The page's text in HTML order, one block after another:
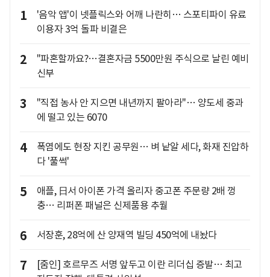
1
'음악 앱'이 넷플릭스와 어깨 나란히… 스포티파이 유료
이용자 3억 돌파 비결은
2
"파혼할까요?…결혼자금 5500만원 주식으로 날린 예비
신부
3
"직접 농사 안 지으면 내년까지 팔아라"… 양도세 중과
에 떨고 있는 6070
4
폭염에도 현장 지킨 공무원… 벼 낱알 세다, 화재 진압하
다 '풀썩'
5
애플, 日서 아이폰 가격 올리자 중고폰 주문량 2배 껑
충… 리퍼폰 패널은 신제품용 추월
6 서장훈, 28억에 산 양재역 빌딩 450억에 내놨다
7
[줌인] 호르무즈 서명 앞두고 이란 리더십 증발… 최고